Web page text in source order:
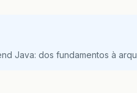
Java: dos fundamentos à